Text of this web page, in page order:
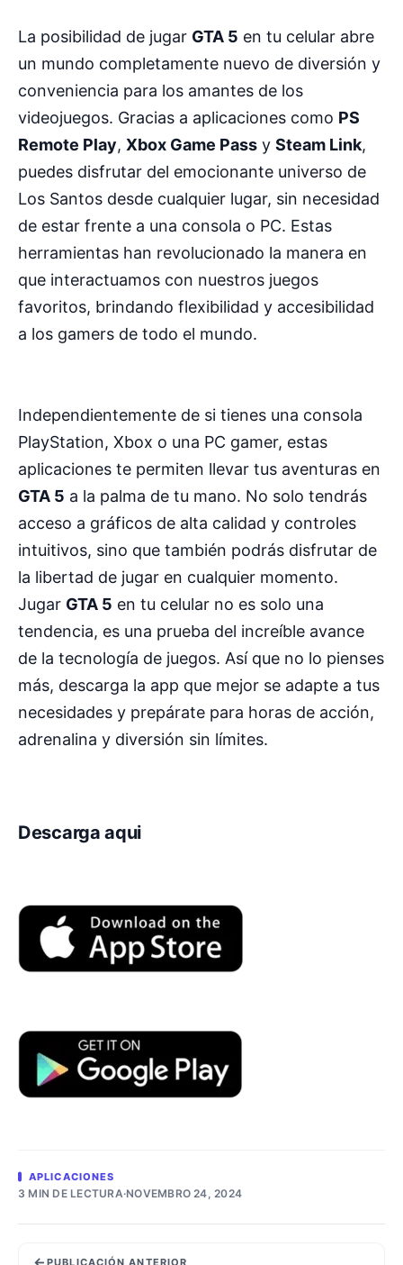
La posibilidad de jugar GTA 5 en tu celular abre
un mundo completamente nuevo de diversión y
conveniencia para los amantes de los
videojuegos. Gracias a aplicaciones como PS
Remote Play, Xbox Game Pass y Steam Link,
puedes disfrutar del emocionante universo de
Los Santos desde cualquier lugar, sin necesidad
de estar frente a una consola o PC. Estas
herramientas han revolucionado la manera en
que interactuamos con nuestros juegos
favoritos, brindando flexibilidad y accesibilidad
a los gamers de todo el mundo.
Independientemente de si tienes una consola
PlayStation, Xbox o una PC gamer, estas
aplicaciones te permiten llevar tus aventuras en
GTA 5 a la palma de tu mano. No solo tendrás
acceso a gráficos de alta calidad y controles
intuitivos, sino que también podrás disfrutar de
la libertad de jugar en cualquier momento.
Jugar GTA 5 en tu celular no es solo una
tendencia, es una prueba del increíble avance
de la tecnología de juegos. Así que no lo pienses
más, descarga la app que mejor se adapte a tus
necesidades y prepárate para horas de acción,
adrenalina y diversión sin límites.
Descarga aqui
APLICACIONES
3 MIN DE LECTURA·NOVEMBRO 24, 2024
PUBLICACIÓN ANTERIOR